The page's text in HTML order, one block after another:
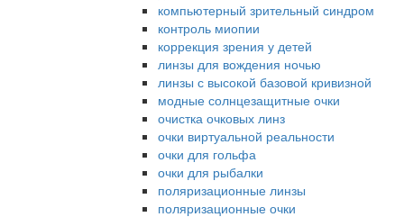
компьютерный зрительный синдром
контроль миопии
коррекция зрения у детей
линзы для вождения ночью
линзы с высокой базовой кривизной
модные солнцезащитные очки
очистка очковых линз
очки виртуальной реальности
очки для гольфа
очки для рыбалки
поляризационные линзы
поляризационные очки